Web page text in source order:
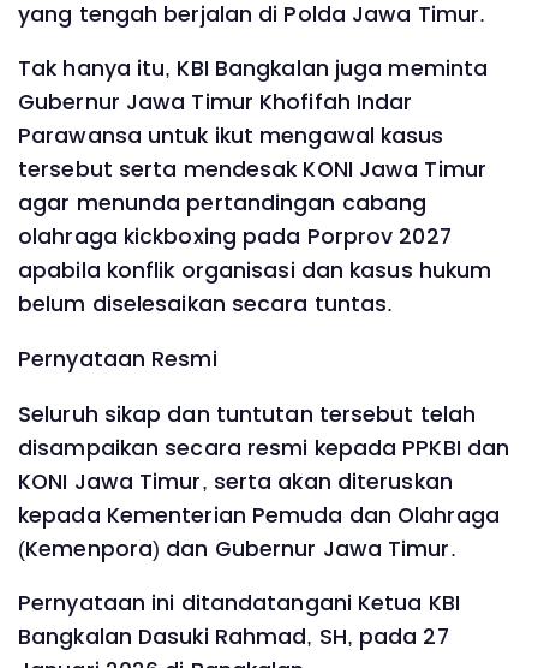
yang tengah berjalan di Polda Jawa Timur.
Tak hanya itu, KBI Bangkalan juga meminta
Gubernur Jawa Timur Khofifah Indar
Parawansa untuk ikut mengawal kasus
tersebut serta mendesak KONI Jawa Timur
agar menunda pertandingan cabang
olahraga kickboxing pada Porprov 2027
apabila konflik organisasi dan kasus hukum
belum diselesaikan secara tuntas.
Pernyataan Resmi
Seluruh sikap dan tuntutan tersebut telah
disampaikan secara resmi kepada PPKBI dan
KONI Jawa Timur, serta akan diteruskan
kepada Kementerian Pemuda dan Olahraga
(Kemenpora) dan Gubernur Jawa Timur.
Pernyataan ini ditandatangani Ketua KBI
Bangkalan Dasuki Rahmad, SH, pada 27